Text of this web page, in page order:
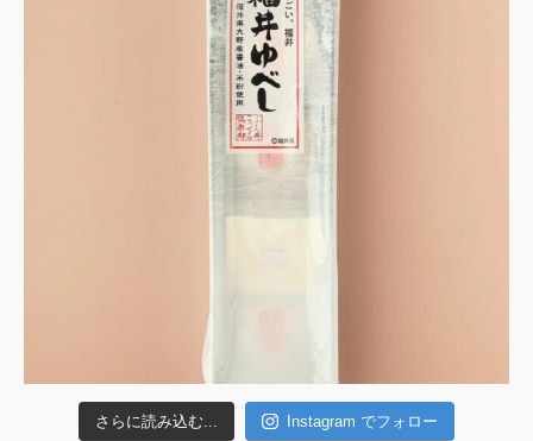
さらに読み込む... Instagram でフォロー